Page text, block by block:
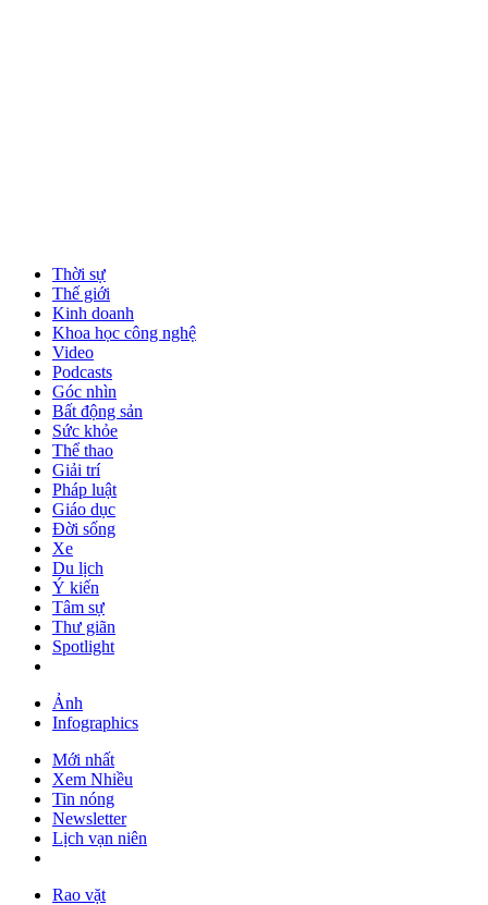
Thời sự
Thế giới
Kinh doanh
Khoa học công nghệ
Video
Podcasts
Góc nhìn
Bất động sản
Sức khỏe
Thể thao
Giải trí
Pháp luật
Giáo dục
Đời sống
Xe
Du lịch
Ý kiến
Tâm sự
Thư giãn
Spotlight
Ảnh
Infographics
Mới nhất
Xem Nhiều
Tin nóng
Newsletter
Lịch vạn niên
Rao vặt